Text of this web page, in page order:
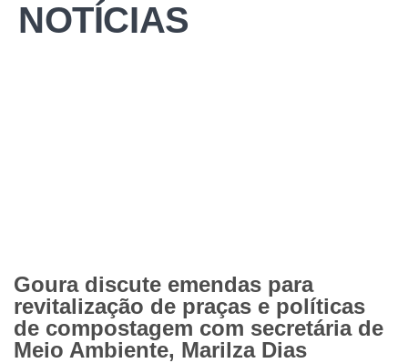
NOTÍCIAS
Goura discute emendas para
revitalização de praças e políticas
de compostagem com secretária de
Meio Ambiente, Marilza Dias